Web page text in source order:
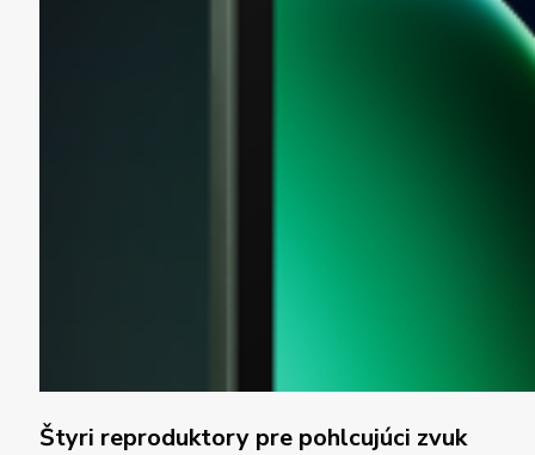
Štyri reproduktory pre pohlcujúci zvuk